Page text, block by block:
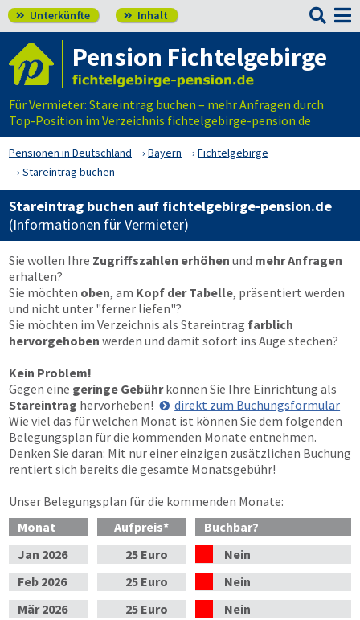
 Unterkünfte  Inhalt 
Pension Fichtelgebirge
Für Vermieter: Stareintrag buchen – mehr Anfragen durch
Top-Position im Verzeichnis fichtelgebirge-pension.de
Pensionen in Deutschland Bayern
Fichtelgebirge
Stareintrag buchen
Stareintrag buchen auf fichtelgebirge-pension.de
(Informationen für Vermieter)
Sie wollen Ihre Zugriffszahlen erhöhen und mehr Anfragen
erhalten?
Sie möchten oben, am Kopf der Tabelle, präsentiert werden
und nicht unter "ferner liefen"?
Sie möchten im Verzeichnis als Stareintrag farblich
hervorgehoben werden und damit sofort ins Auge stechen?
Kein Problem!
Gegen eine geringe Gebührkönnen Sie Ihre Einrichtung als
Stareintrag hervorheben!
direkt zum Buchungsformular
Wie viel das für welchen Monat ist können Sie dem folgenden
Belegungsplan für die kommenden Monate entnehmen.
Denken Sie daran: Mit nur einer einzigen zusätzlichen Buchung
rentiert sich bereits die gesamte Monatsgebühr!
Unser Belegungsplan für die kommenden Monate:
Monat
Aufpreis*
Buchbar?
Jan 2026 25 Euro
Nein
Feb 2026 25 Euro
Nein
Mär2026 25 Euro
Nein